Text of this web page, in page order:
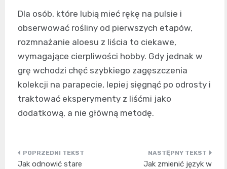
Dla osób, które lubią mieć rękę na pulsie i
obserwować rośliny od pierwszych etapów,
rozmnażanie aloesu z liścia to ciekawe,
wymagające cierpliwości hobby. Gdy jednak w
grę wchodzi chęć szybkiego zagęszczenia
kolekcji na parapecie, lepiej sięgnąć po odrosty i
traktować eksperymenty z liśćmi jako
dodatkową, a nie główną metodę.
Nawigacja
Jak odnowić stare
Jak zmienić język w